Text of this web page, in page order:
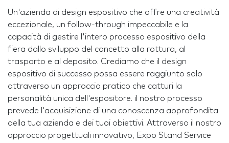
Un'azienda di design espositivo che offre una creatività
eccezionale, un follow-through impeccabile e la
capacità di gestire l'intero processo espositivo della
fiera dallo sviluppo del concetto alla rottura, al
trasporto e al deposito. Crediamo che il design
espositivo di successo possa essere raggiunto solo
attraverso un approccio pratico che catturi la
personalità unica dell'espositore. il nostro processo
prevede l'acquisizione di una conoscenza approfondita
della tua azienda e dei tuoi obiettivi. Attraverso il nostro
approccio progettuali innovativo, Expo Stand Service